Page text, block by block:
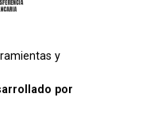
y
por